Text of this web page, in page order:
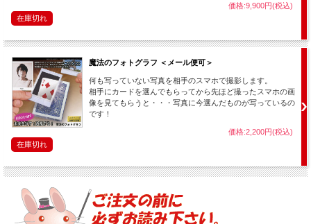
価格:9,900円(税込)
在庫切れ
魔法のフォトグラフ ＜メール便可＞
何も写っていない写真を相手のスマホで撮影します。
相手にカードを選んでもらってから先ほど撮ったスマホの画
像を見てもらうと・・・写真に今選んだものが写っているの
です！
価格:2,200円(税込)
在庫切れ